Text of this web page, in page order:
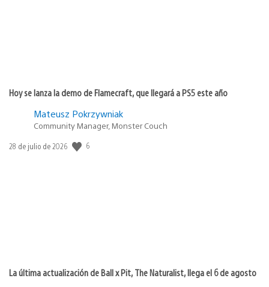
Hoy se lanza la demo de Flamecraft, que llegará a PS5 este año
Mateusz Pokrzywniak
Community Manager, Monster Couch
Fecha
28 de julio de 2026 6
La última actualización de Ball x Pit, The Naturalist, llega el 6 de agosto